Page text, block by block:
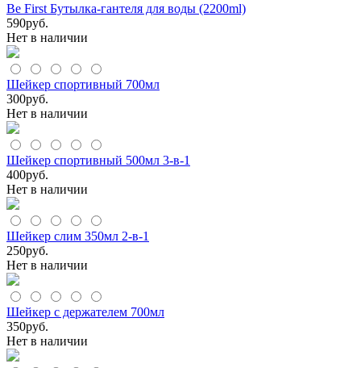
Be First Бутылка-гантеля для воды (2200ml)
590руб.
Нет в наличии
Шейкер спортивный 700мл
300руб.
Нет в наличии
Шейкер спортивный 500мл 3-в-1
400руб.
Нет в наличии
Шейкер слим 350мл 2-в-1
250руб.
Нет в наличии
Шейкер с держателем 700мл
350руб.
Нет в наличии